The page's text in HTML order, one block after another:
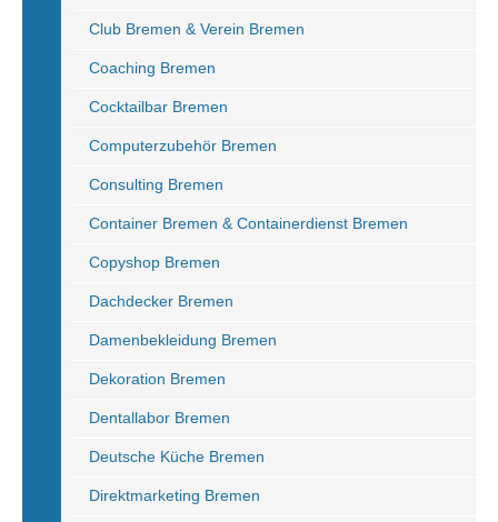
Club Bremen & Verein Bremen
Coaching Bremen
Cocktailbar Bremen
Computerzubehör Bremen
Consulting Bremen
Container Bremen & Containerdienst Bremen
Copyshop Bremen
Dachdecker Bremen
Damenbekleidung Bremen
Dekoration Bremen
Dentallabor Bremen
Deutsche Küche Bremen
Direktmarketing Bremen